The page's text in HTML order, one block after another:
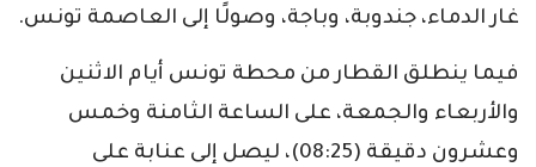
غار الدماء، جندوبة، وباجة، وصولًا إلى العاصمة تونس.
فيما ينطلق القطار من محطة تونس أيام الاثنين
والأربعاء والجمعة، على الساعة الثامنة وخمس
وعشرون دقيقة (08:25)، ليصل إلى عنابة على